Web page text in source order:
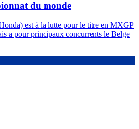
du monde
est à la lutte pour le titre en MXGP
a pour principaux concurrents le Belge